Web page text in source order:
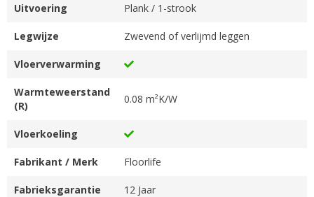
Uitvoering Plank / 1-strook
Legwijze Zwevend of verlijmd leggen
Vloerverwarming
Warmteweerstand
(R)
0.08 m²K/W
Vloerkoeling
Fabrikant / Merk Floorlife
Fabrieksgarantie 12 Jaar